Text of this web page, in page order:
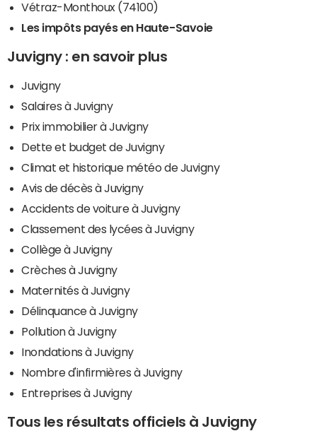
Vétraz-Monthoux (74100)
Les impôts payés en Haute-Savoie
Juvigny : en savoir plus
Juvigny
Salaires à Juvigny
Prix immobilier à Juvigny
Dette et budget de Juvigny
Climat et historique météo de Juvigny
Avis de décès à Juvigny
Accidents de voiture à Juvigny
Classement des lycées à Juvigny
Collège à Juvigny
Crèches à Juvigny
Maternités à Juvigny
Délinquance à Juvigny
Pollution à Juvigny
Inondations à Juvigny
Nombre d'infirmières à Juvigny
Entreprises à Juvigny
Tous les résultats officiels à Juvigny